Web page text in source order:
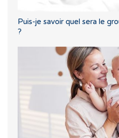
Puis-je savoir quel sera le
?